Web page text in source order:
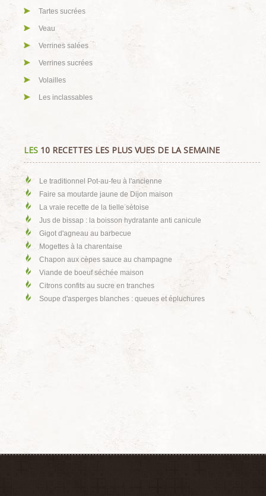
Tartes sucrées
Veau
Verrines salées
Verrines sucrées
Volailles
Les inclassables
LES 10 RECETTES LES PLUS VUES DE LA SEMAINE
Le traditionnel Pot-au-feu à l'ancienne
Faire sa moutarde jaune de Dijon maison
La vraie recette de la tielle sètoise
Jus de bissap : la boisson hydratante anti canicule
Gigot d'agneau au barbecue
Mogettes à la charentaise
Chapon aux cèpes sauce au champagne
Viande de boeuf séchée maison
Citrons confits au sucre en tranches
Soupe d'asperges blanches : queues et épluchures